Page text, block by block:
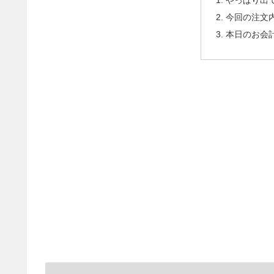
今回の注文
本日のお会